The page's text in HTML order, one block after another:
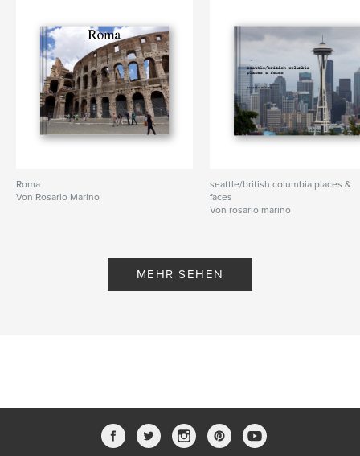
Roma
Von Rosario Marino
seattle/british columbia places &
faces
Von rosario marino
MEHR SEHEN